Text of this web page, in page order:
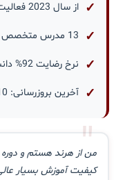
از سال 2023 فعالیت مستمر
13 مدرس متخصص
نرخ رضایت 92% دانشجویان
آخرین بروزرسانی: 10 آگوست 2026
"
من از هرند هستم و دوره
کیفیت آموزش بسیار